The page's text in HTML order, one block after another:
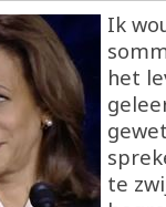
Ik
het
te